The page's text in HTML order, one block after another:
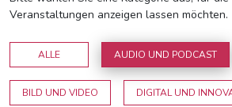
Veranstaltungen anzeigen lassen möchten.
ALLE AUDIO UND PODCAST
BILD UND VIDEO DIGITAL UND